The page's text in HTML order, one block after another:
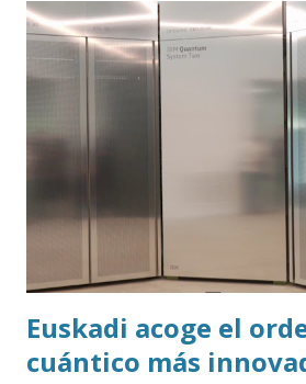
Euskadi acoge el
cuántico más